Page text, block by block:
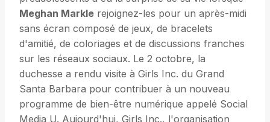
Meghan Markle rejoignez-les pour un après-midi
sans écran composé de jeux, de bracelets
d'amitié, de coloriages et de discussions franches
sur les réseaux sociaux. Le 2 octobre, la
duchesse a rendu visite à Girls Inc. du Grand
Santa Barbara pour contribuer à un nouveau
programme de bien-être numérique appelé Social
Media U. Aujourd'hui, Girls Inc., l'organisation